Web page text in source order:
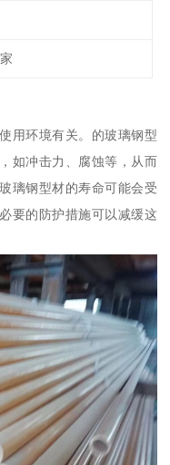
用环境有关。的玻璃钢型
如冲击力、腐蚀等，从而
璃钢型材的寿命可能会受
要的防护措施可以减缓这